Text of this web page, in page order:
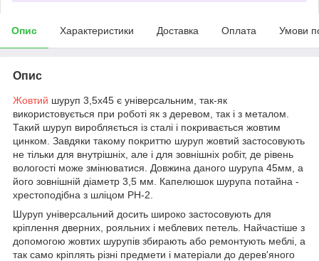
Опис Характеристики Доставка Оплата Умови
Опис
Жовтий шуруп 3,5х45 є універсальним, так-як
використовується при роботі як з деревом, так і з металом.
Такий шуруп виробляється із сталі і покривається жовтим
цинком. Завдяки такому покриттю шуруп жовтий застосовують
не тільки для внутрішніх, але і для зовнішніх робіт, де рівень
вологості може змінюватися. Довжина даного шурупа 45мм, а
його зовнішній діаметр 3,5 мм. Капелюшок шурупа потайна -
хрестоподібна з шліцом РН-2.
Шуруп універсальний досить широко застосовують для
кріплення дверних, рояльних і меблевих петель. Найчастіше з
допомогою жовтих шурупів збирають або ремонтують меблі, а
так само кріплять різні предмети і матеріали до дерев'яного